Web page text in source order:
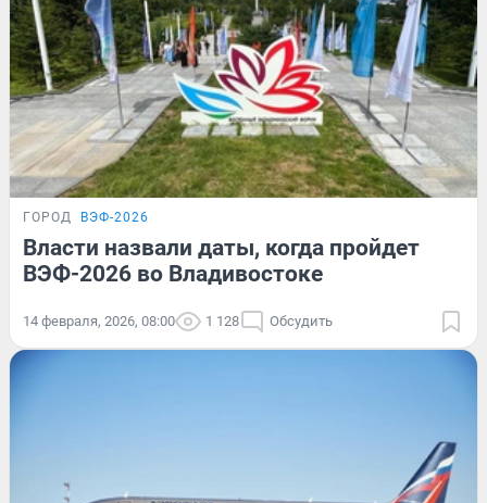
ГОРОД ВЭФ-2026
Власти назвали даты, когда пройдет
ВЭФ-2026 во Владивостоке
14 февраля, 2026, 08:00 1 128 Обсудить